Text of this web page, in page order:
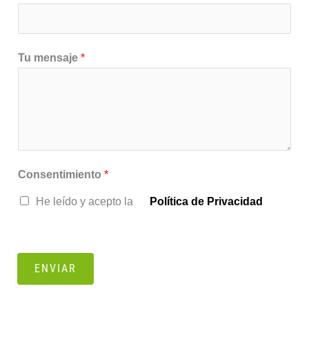
Tu mensaje *
Consentimiento *
He leído y acepto la Política de Privacidad
ENVIAR